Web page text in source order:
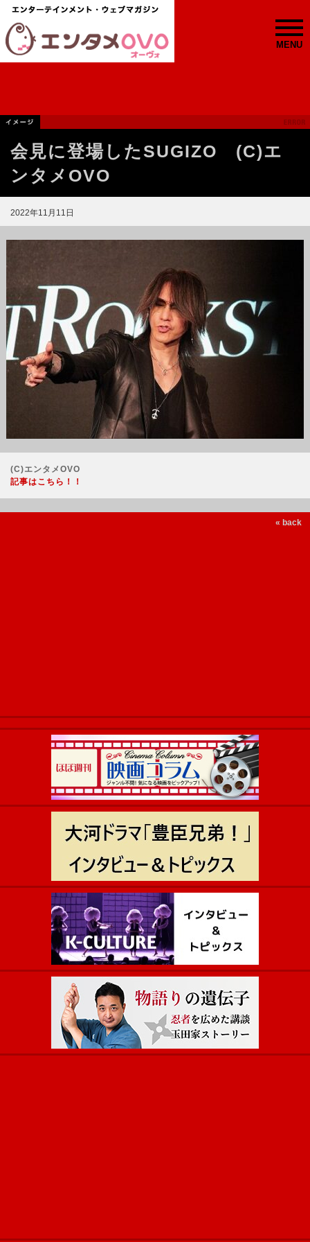
MENU
会見に登場したSUGIZO (C)エ
ンタメOVO
2022年11月11日
(C)エンタメOVO
記事はこちら！！
« back